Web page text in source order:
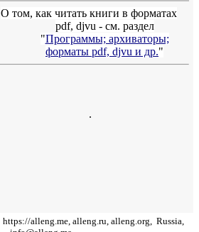
О том, как читать книги в форматах
pdf, djvu - см. раздел
"Программы; архиваторы;
форматы pdf, djvu и др."
.
https://alleng.me, alleng.ru, alleng.org, Russia,